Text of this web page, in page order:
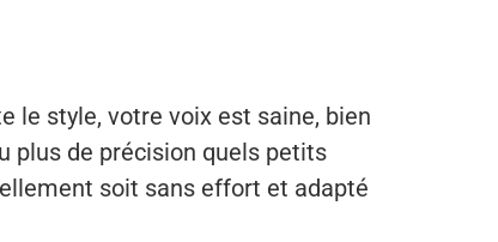
le style, votre voix est saine, bien
plus de précision quels petits
soit sans effort et adapté